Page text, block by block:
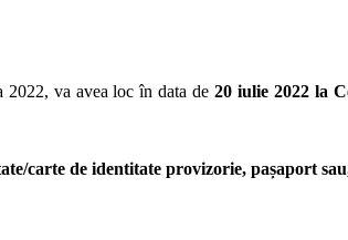
2022, va avea loc în data de20 iulie 2022 la
carte de identitate provizorie, pașaport